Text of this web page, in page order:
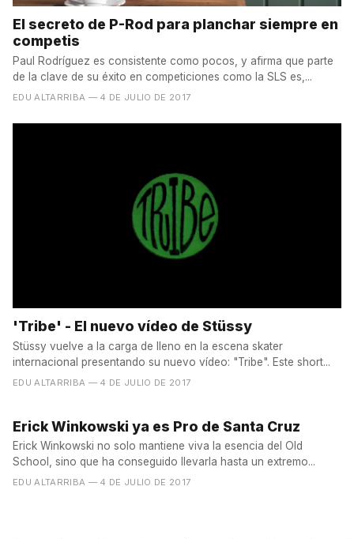
El secreto de P-Rod para planchar siempre en
competis
Paul Rodríguez es consistente como pocos, y afirma que parte
de la clave de su éxito en competiciones como la SLS es,...
EDU ALTARRIBA — 4 DE JULIO DE 2017
'Tribe' - El nuevo vídeo de Stüssy
Stüssy vuelve a la carga de lleno en la escena skater
internacional presentando su nuevo vídeo: "Tribe". Este short...
EDU ALTARRIBA — 4 DE JULIO DE 2017
Erick Winkowski ya es Pro de Santa Cruz
Erick Winkowski no solo mantiene viva la esencia del Old
School, sino que ha conseguido llevarla hasta un extremo...
EDU ALTARRIBA — 4 DE JULIO DE 2017